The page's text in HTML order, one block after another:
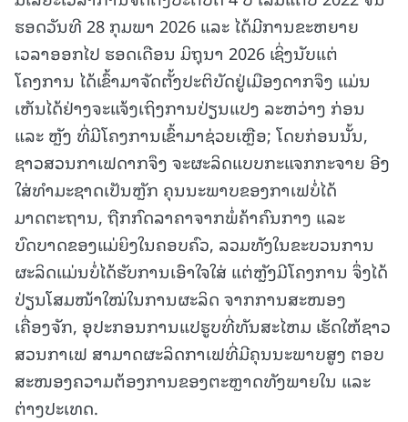
ຮອດວັນທີ 28 ກຸມພາ 2026 ແລະ ໄດ້ມີການຂະຫຍາຍ
ເວລາອອກໄປ ຮອດເດືອນ ມິຖຸນາ 2026 ເຊິ່ງນັບແຕ່
ໂຄງການ ໄດ້ເຂົ້າມາຈັດຕັ້ງປະຕິບັດຢູ່ເມືອງດາກຈຶງ ແມ່ນ
ເຫັນໄດ້ຢ່າງຈະແຈ້ງເຖິງການປ່ຽນແປງ ລະຫວ່າງ ກ່ອນ
ແລະ ຫຼັງ ທີ່ມີໂຄງການເຂົ້າມາຊ່ວຍເຫຼືອ; ໂດຍກ່ອນນັ້ນ,
ຊາວສວນກາເຟດາກຈຶງ ຈະຜະລິດແບບກະແຈກກະຈາຍ ອີງ
ໃສ່ທຳມະຊາດເປັນຫຼັກ ຄຸນນະພາບຂອງກາເຟບໍ່ໄດ້
ມາດຕະຖານ, ຖືກກົດລາຄາຈາກພໍ່ຄ້າຄົນກາງ ແລະ
ບົດບາດຂອງແມ່ຍິງໃນຄອບຄົວ, ລວມທັງໃນຂະບວນການ
ຜະລິດແມ່ນບໍ່ໄດ້ຮັບການເອົາໃຈໃສ່ ແຕ່ຫຼັງມີໂຄງການ ຈຶ່ງໄດ້
ປ່ຽນໂສມໜ້າໃໝ່ໃນການຜະລິດ ຈາກການສະໜອງ
ເຄື່ອງຈັກ, ອຸປະກອນການແປຮູບທີ່ທັນສະໄຫມ ເຮັດໃຫ້ຊາວ
ສວນກາເຟ ສາມາດຜະລິດກາເຟທີ່ມີຄຸນນະພາບສູງ ຕອບ
ສະໜອງຄວາມຕ້ອງການຂອງຕະຫຼາດທັງພາຍໃນ ແລະ
ຕ່າງປະເທດ.